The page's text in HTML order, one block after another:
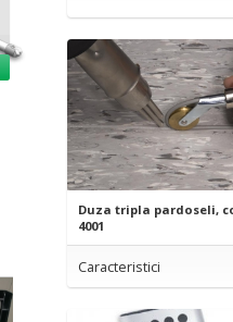
Duza tripla pardoseli,
4001
Caracteristici